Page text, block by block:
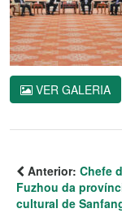
VER GALERIA
Anterior: Chefe
Fuzhou da
cultural de